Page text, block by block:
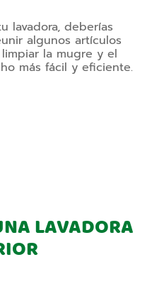
lavadora, deberías
algunos artículos
la mugre y el
más fácil y eficiente.
LAVADORA